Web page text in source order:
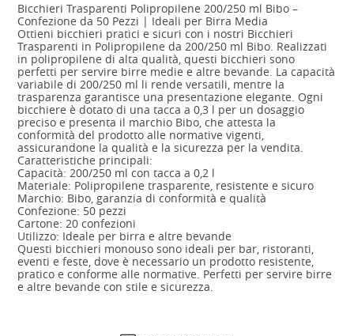
Bicchieri Trasparenti Polipropilene 200/250 ml Bibo –
Confezione da 50 Pezzi | Ideali per Birra Media
Ottieni bicchieri pratici e sicuri con i nostri Bicchieri
Trasparenti in Polipropilene da 200/250 ml Bibo. Realizzati
in polipropilene di alta qualità, questi bicchieri sono
perfetti per servire birre medie e altre bevande. La capacità
variabile di 200/250 ml li rende versatili, mentre la
trasparenza garantisce una presentazione elegante. Ogni
bicchiere è dotato di una tacca a 0,3 l per un dosaggio
preciso e presenta il marchio Bibo, che attesta la
conformità del prodotto alle normative vigenti,
assicurandone la qualità e la sicurezza per la vendita.
Caratteristiche principali:
Capacità: 200/250 ml con tacca a 0,2 l
Materiale: Polipropilene trasparente, resistente e sicuro
Marchio: Bibo, garanzia di conformità e qualità
Confezione: 50 pezzi
Cartone: 20 confezioni
Utilizzo: Ideale per birra e altre bevande
Questi bicchieri monouso sono ideali per bar, ristoranti,
eventi e feste, dove è necessario un prodotto resistente,
pratico e conforme alle normative. Perfetti per servire birre
e altre bevande con stile e sicurezza.